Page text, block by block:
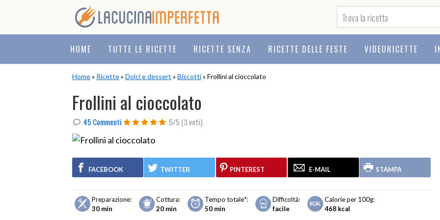
Skip
to
primary
navigation
Skip
to
main
content
Skip
to
primary
sidebar
HOME TUTTE LE RICETTE RICETTE SENZA RICETTE DELLE FESTE VIDEORICETTE
Home» Ricette» Dolci e dessert » Biscotti» Frollini al cioccolato
Frollini al cioccolato
45 Commenti 5/5 (3 voti)
FACEBOOK TWITTER PINTEREST E-MAIL STAMPA
Preparazione:
30 min
Cottura:
20 min
Tempo totale*:
50 min
Difficoltà:
facile
Calorie per 100g:
468 kcal